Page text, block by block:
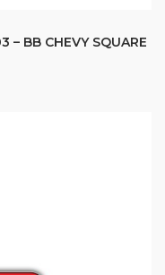
– BB CHEVY SQUARE